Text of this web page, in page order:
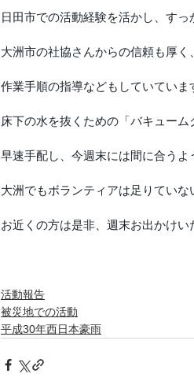
日田市での活動経験を活かし、すっ
大洲市の社協さんからの信頼も厚く
作業手順の指導などもしていていま
床下の水を抜くための「バキュー
早速手配し、今週末には間に合うよ
大洲でもボランティアは足りていな
お近くの方は是非、週末お出かけい
活動報告
被災地での活動
平成30年西日本豪雨